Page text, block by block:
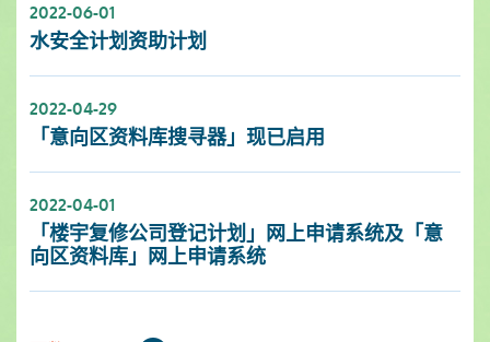
2022-06-01
水安全计划资助计划
2022-04-29
「意向区资料库搜寻器」现已启用
2022-04-01
「楼宇复修公司登记计划」网上申请系统及「意
向区资料库」网上申请系统